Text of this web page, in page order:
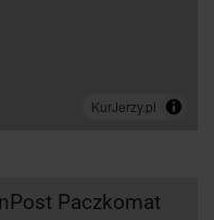
Paczkomat